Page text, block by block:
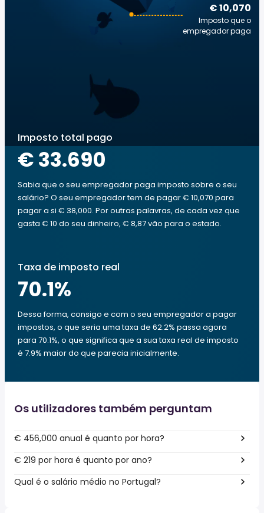
€ 10,070
Imposto que o
empregador paga
Imposto total pago
€ 33.690
Sabia que o seu empregador paga imposto sobre o seu
salário? O seu empregador tem de pagar € 10,070 para
pagar a si € 38,000. Por outras palavras, de cada vez que
gasta € 10 do seu dinheiro, € 8,87 vão para o estado.
Taxa de imposto real
70.1%
Dessa forma, consigo e com o seu empregador a pagar
impostos, o que seria uma taxa de 62.2% passa agora
para 70.1%, o que significa que a sua taxa real de imposto
é 7.9% maior do que parecia inicialmente.
Os utilizadores também perguntam
€ 456,000 anual é quanto por hora?
€ 219 por hora é quanto por ano?
Qual é o salário médio no Portugal?